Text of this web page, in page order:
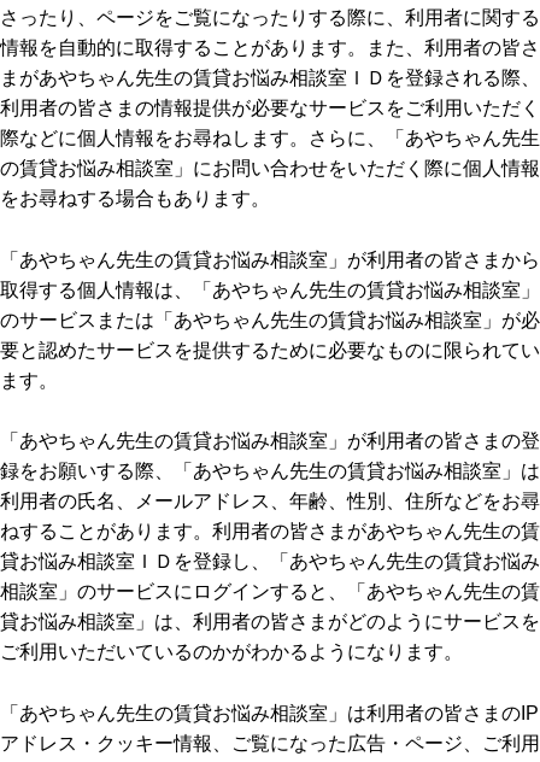
さったり、ページをご覧になったりする際に、利用者に関する
情報を自動的に取得することがあります。また、利用者の皆さ
まがあやちゃん先生の賃貸お悩み相談室ＩＤを登録される際、
利用者の皆さまの情報提供が必要なサービスをご利用いただく
際などに個人情報をお尋ねします。さらに、「あやちゃん先生
の賃貸お悩み相談室」にお問い合わせをいただく際に個人情報
をお尋ねする場合もあります。
「あやちゃん先生の賃貸お悩み相談室」が利用者の皆さまから
取得する個人情報は、「あやちゃん先生の賃貸お悩み相談室」
のサービスまたは「あやちゃん先生の賃貸お悩み相談室」が必
要と認めたサービスを提供するために必要なものに限られてい
ます。
「あやちゃん先生の賃貸お悩み相談室」が利用者の皆さまの登
録をお願いする際、「あやちゃん先生の賃貸お悩み相談室」は
利用者の氏名、メールアドレス、年齢、性別、住所などをお尋
ねすることがあります。利用者の皆さまがあやちゃん先生の賃
貸お悩み相談室ＩＤを登録し、「あやちゃん先生の賃貸お悩み
相談室」のサービスにログインすると、「あやちゃん先生の賃
貸お悩み相談室」は、利用者の皆さまがどのようにサービスを
ご利用いただいているのかがわかるようになります。
「あやちゃん先生の賃貸お悩み相談室」は利用者の皆さまのIP
アドレス・クッキー情報、ご覧になった広告・ページ、ご利用